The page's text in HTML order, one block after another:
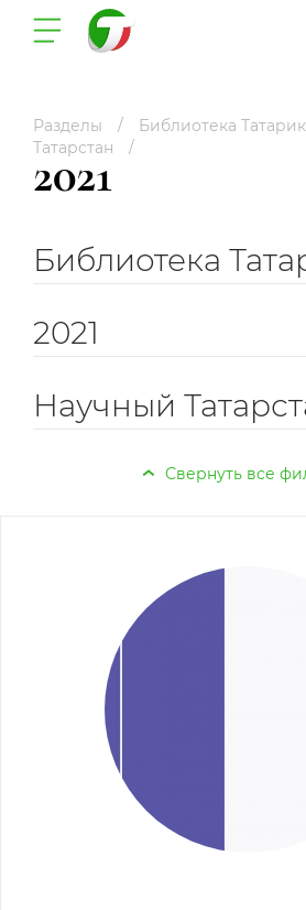
Разделы Библиотека
Татарстан
2021
Библиотека
2021
Научный